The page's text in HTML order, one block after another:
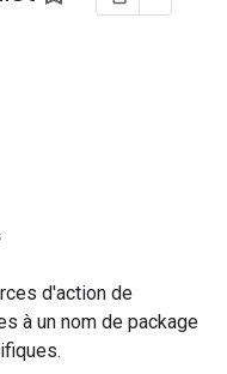
d'action de
à un nom de package